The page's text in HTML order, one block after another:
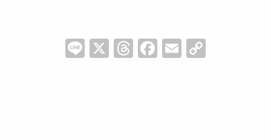
Li
n
X T
hr
F
a
E
m